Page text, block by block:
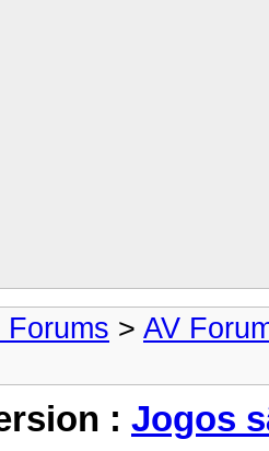
> AV
: Jogos